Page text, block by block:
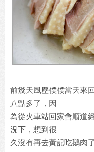
前幾天風塵僕僕當天來
八點多了，因
為從火車站回家會順道
況下，想到很
久沒有再去黃記吃鵝肉